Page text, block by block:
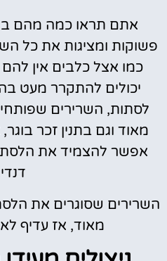
אתם תראו כמה מהם
פשוקות ומציגות את כל
כמו אצל כלבים אין להם
יכולים להתקרר מעט
לסתות, השרירים
מאוד וגם בתנין זכר
אפשר להצמיד את
השרירים שסוגרים את
מאוד, אז עדיף